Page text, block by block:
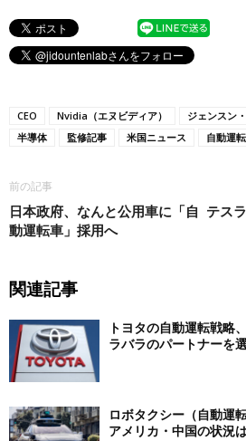
CEO Nvidia（エヌビディア） ジェンスン
半導体
監修記事 米国ニュース 自動運転
前の記事
日本政府、なんと公用車に「自
動運転車」採用へ
テス
関連記事
トヨタの自動運転戦略
ラバラのパートナーを
ロボタクシー（自動運
アメリカ・中国の状況